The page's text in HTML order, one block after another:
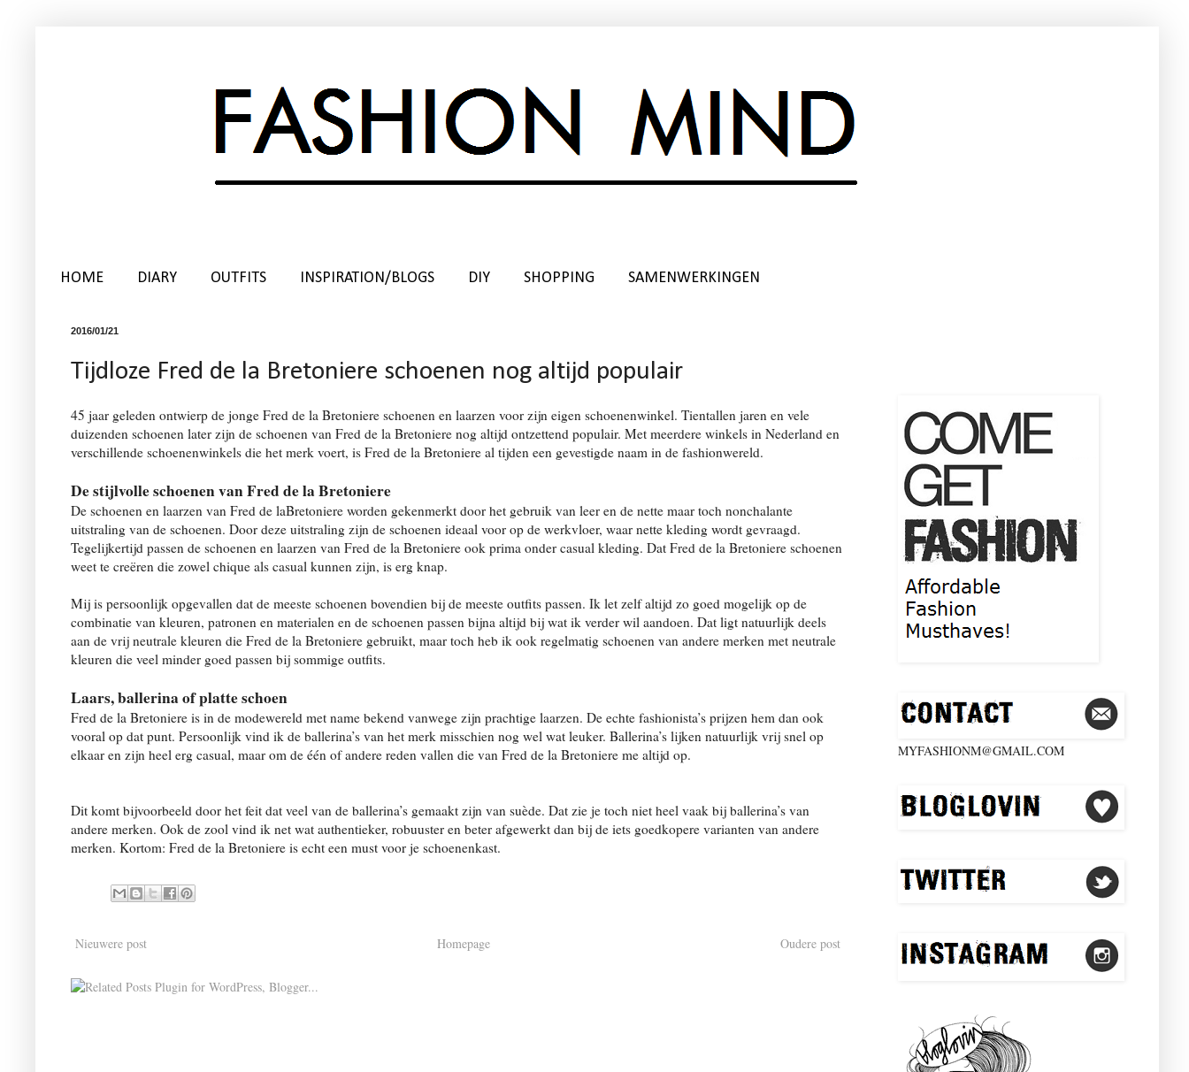
HOME DIARY OUTFITS INSPIRATION/BLOGS DIY SHOPPING SAMENWERKINGEN
2016/01/21
Tijdloze Fred de la Bretoniere schoenen nog altijd populair
45 jaar geleden ontwierp de jonge Fred de la Bretoniere schoenen en laarzen voor zijn eigen schoenenwinkel. Tientallen jaren en vele
duizenden schoenen later zijn de schoenen van Fred de la Bretoniere nog altijd ontzettend populair. Met meerdere winkels in Nederland en
verschillende schoenenwinkels die het merk voert, is Fred de la Bretoniere al tijden een gevestigde naam in de fashionwereld.
De stijlvolle schoenen van Fred de la Bretoniere
De schoenen en laarzen van Fred de laBretoniere worden gekenmerkt door het gebruik van leer en de nette maar toch nonchalante
uitstraling van de schoenen. Door deze uitstraling zijn de schoenen ideaal voor op de werkvloer, waar nette kleding wordt gevraagd.
Tegelijkertijd passen de schoenen en laarzen van Fred de la Bretoniere ook prima onder casual kleding. Dat Fred de la Bretoniere schoenen
weet te creëren die zowel chique als casual kunnen zijn, is erg knap.
Mij is persoonlijk opgevallen dat de meeste schoenen bovendien bij de meeste outfits passen. Ik let zelf altijd zo goed mogelijk op de
combinatie van kleuren, patronen en materialen en de schoenen passen bijna altijd bij wat ik verder wil aandoen. Dat ligt natuurlijk deels
aan de vrij neutrale kleuren die Fred de la Bretoniere gebruikt, maar toch heb ik ook regelmatig schoenen van andere merken met neutrale
kleuren die veel minder goed passen bij sommige outfits.
Laars, ballerina of platte schoen
Fred de la Bretoniere is in de modewereld met name bekend vanwege zijn prachtige laarzen. De echte fashionista’s prijzen hem dan ook
vooral op dat punt. Persoonlijk vind ik de ballerina’s van het merk misschien nog wel wat leuker. Ballerina’s lijken natuurlijk vrij snel op
elkaar en zijn heel erg casual, maar om de één of andere reden vallen die van Fred de la Bretoniere me altijd op.
Dit komt bijvoorbeeld door het feit dat veel van de ballerina’s gemaakt zijn van suède. Dat zie je toch niet heel vaak bij ballerina’s van
andere merken. Ook de zool vind ik net wat authentieker, robuuster en beter afgewerkt dan bij de iets goedkopere varianten van andere
merken. Kortom: Fred de la Bretoniere is echt een must voor je schoenenkast.
Nieuwere post Oudere post
Homepage
MYFASHIONM@GMAIL.COM